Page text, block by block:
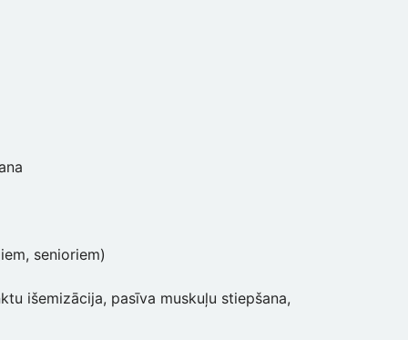
senioriem)
išemizācija, pasīva muskuļu stiepšana,